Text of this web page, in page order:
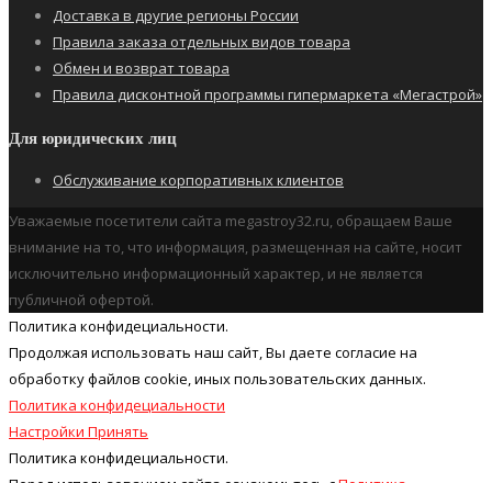
Доставка в другие регионы России
Правила заказа отдельных видов товара
Обмен и возврат товара
Правила дисконтной программы гипермаркета «Мегастрой»
Для юридических лиц
Обслуживание корпоративных клиентов
Уважаемые посетители сайта megastroy32.ru, обращаем Ваше
внимание на то, что информация, размещенная на сайте, носит
исключительно информационный характер, и не является
публичной офертой.
Политика конфидециальности.
Продолжая использовать наш cайт, Вы даете согласие на
обработку файлов cookie, иных пользовательских данных.
Политика конфидециальности
Настройки Принять
Политика конфидециальности.